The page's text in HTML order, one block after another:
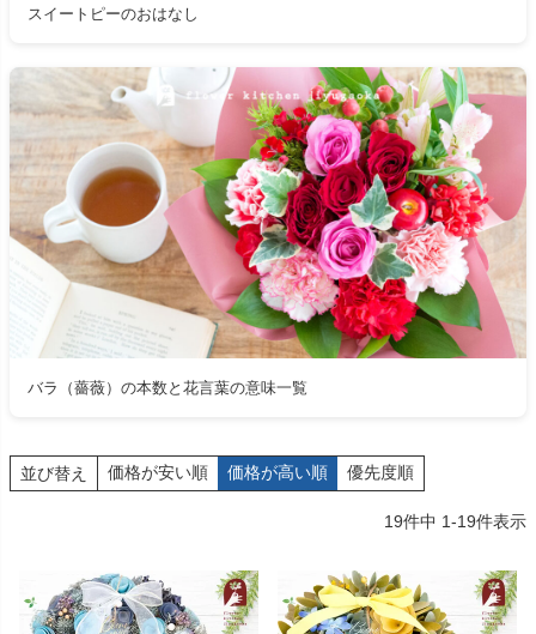
スイートピーのおはなし
バラ（薔薇）の本数と花言葉の意味一覧
並び替え 価格が安い順 価格が高い順 優先度順
19件中 1-19件表示